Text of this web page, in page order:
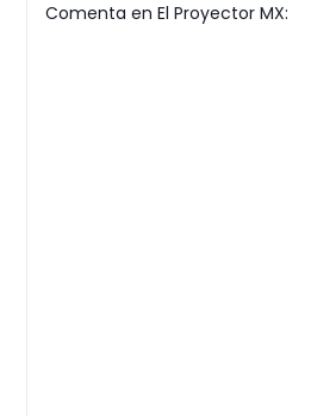
Comenta en El Proyector MX: